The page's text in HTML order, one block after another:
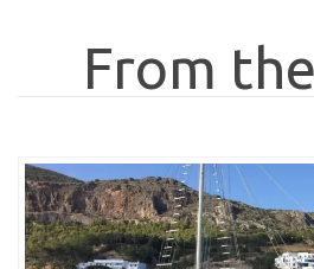
From